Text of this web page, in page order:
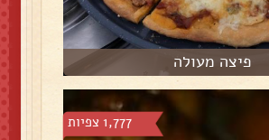
פיצה מעולה
1,777 צפיות